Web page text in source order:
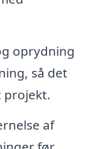
oprydning
så det
projekt.
af